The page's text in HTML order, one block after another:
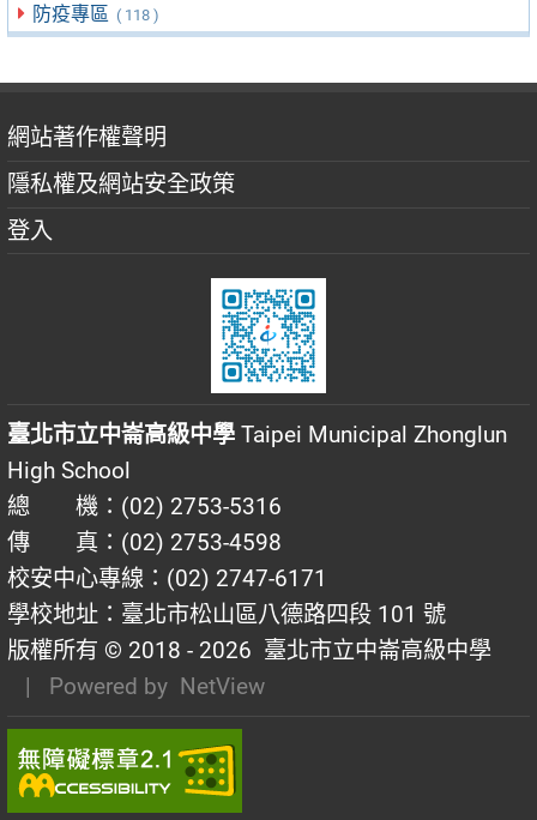
防疫專區 ( 118 )
網站著作權聲明
隱私權及網站安全政策
登入
臺北市立中崙高級中學 Taipei Municipal Zhonglun
High School
總 機：(02) 2753-5316
傳 真：(02) 2753-4598
校安中心專線：(02) 2747-6171
學校地址：臺北市松山區八德路四段 101 號
版權所有 © 2018 - 2026 臺北市立中崙高級中學
| Powered by NetView